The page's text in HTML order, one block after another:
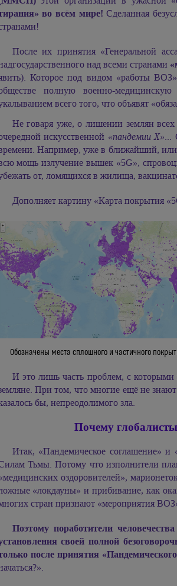
во всём мире! Сделанная
После их принятия «Генеральной
над всеми странами
Которое под видом «работы
полную военно-
всего того, что объявят
Не говаря уже, о лишении землян всех
искусственной «пандемии X»...
Например, уже в ближайший, или
мощь излучение вышек «5G»,
от, ломящихся в жилища,
Дополняет картину «Карта покрытия
Обозначены места сплошного и частичного
И это лишь часть проблем, с которыми
При том, что многие ещё не знают
бы, непреодолимого зла.
Почему глобалисты
Итак, «Пандемическое соглашение»
Тьмы. Потому что изполнители
оздоровителей»,
«локдауны» и прибивание, как
стран признают «мероприятия
Поэтому поработители
своей полной
после принятия